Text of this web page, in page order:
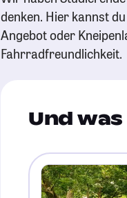
denken. Hier kannst
Angebot oder
Fahrradfreundlichkeit.
Und